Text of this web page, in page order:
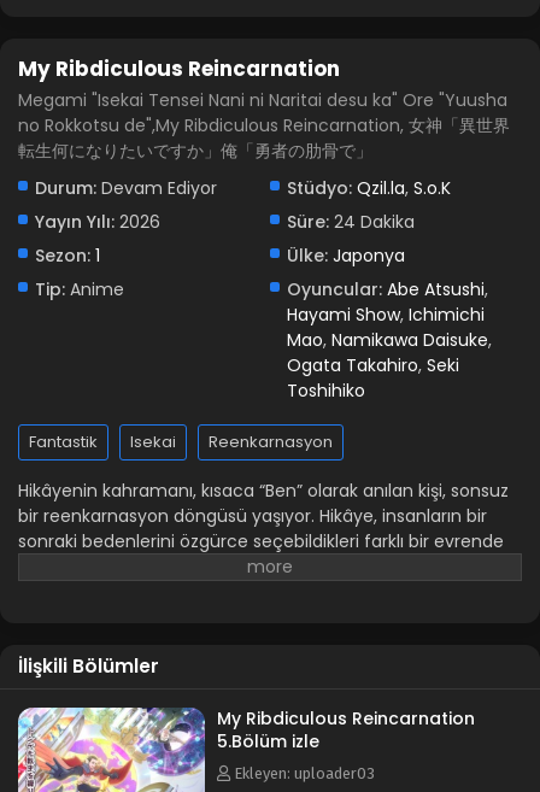
Blm 1 - Nisan 8, 2026
My Ribdiculous Reincarnation
Megami "Isekai Tensei Nani ni Naritai desu ka" Ore "Yuusha
no Rokkotsu de",My Ribdiculous Reincarnation, 女神「異世界
転生何になりたいですか」俺「勇者の肋骨で」
Durum: Devam Ediyor Stüdyo: Qzil.la, S.o.K
Yayın Yılı: 2026 Süre: 24 Dakika
Sezon: 1 Ülke: Japonya
Tip: Anime Oyuncular: Abe Atsushi,
Hayami Show, Ichimichi
Mao, Namikawa Daisuke,
Ogata Takahiro, Seki
Toshihiko
Fantastik Isekai Reenkarnasyon
Hikâyenin kahramanı, kısaca “Ben” olarak anılan kişi, sonsuz
bir reenkarnasyon döngüsü yaşıyor. Hikâye, insanların bir
sonraki bedenlerini özgürce seçebildikleri farklı bir evrende
geçiyor. Ancak, son zamanlarda başvuruların ani artışından
garip şekillere reenkarne olmaya karar verir. Bu roller
kemiği, bir yengeç, bir sebze ve hatta mutlu çiftleri havaya
uçurmak için kullanılan bir patlayıcı bile vardır.
İlişkili Bölümler
My Ribdiculous Reincarnation
5.Bölüm izle
Ekleyen: uploader03